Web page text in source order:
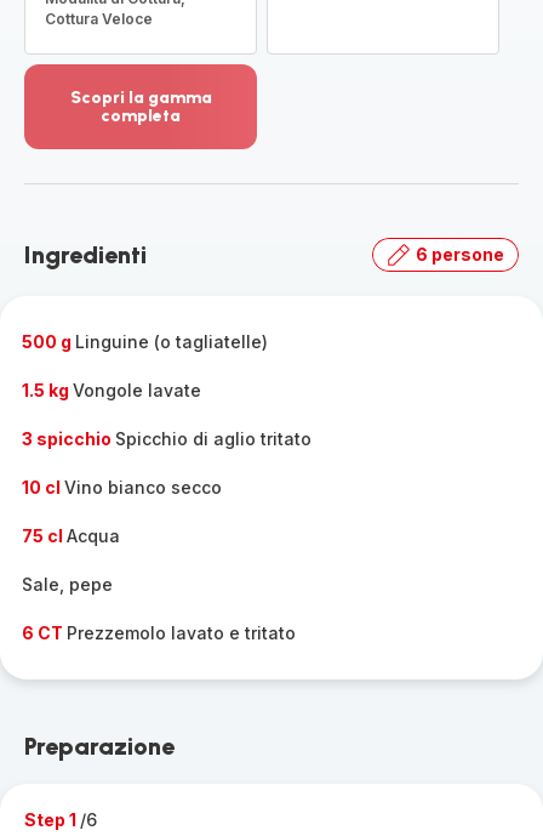
Cottura Veloce
Scopri la gamma
completa
dettagli
la
Ingredienti 6 persone
500 g Linguine (o tagliatelle)
1.5 kg Vongole lavate
3 spicchio Spicchio di aglio tritato
10 cl Vino bianco secco
75 cl Acqua
Sale, pepe
6 CT Prezzemolo lavato e tritato
Preparazione
Step 1 /6